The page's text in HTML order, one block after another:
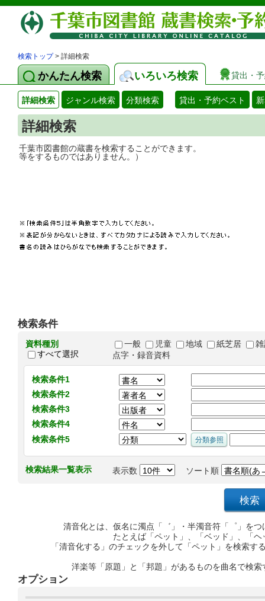
検索トップ> 詳細検索
かんたん検索 いろいろ検索 貸出・
詳細検索 ジャンル検索 分類検索 貸出・予約ベスト
詳細検索
千葉市図書館の蔵書を検索することがで
等をするものではありません。）
検索条件
資料種別
すべて選択
一般 児童 地域 紙芝居
点字・録音資料
検索条件1
検索条件2
検索条件3
検索条件4
検索条件5
検索結果一覧表示 表示数 ソート順
清音化とは、仮名に濁点「゛」・半濁音符「゜」を
たとえば「ペット」、「ベッド」、「
「清音化する」のチェックを外して「ペット」を検索
洋楽等「原題」と「邦題」があるものを曲名で検
オプション